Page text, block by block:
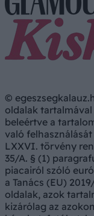
©
oldalak
beleértve a
való
LXXVI. törvény
35/A. § (1)
piacairól szóló
a Tanács (EU)
oldalak, azok
kizárólag az